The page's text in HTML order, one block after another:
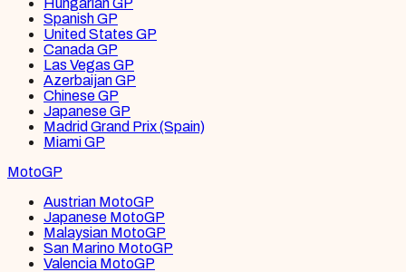
Hungarian GP
Spanish GP
United States GP
Canada GP
Las Vegas GP
Azerbaijan GP
Chinese GP
Japanese GP
Madrid Grand Prix (Spain)
Miami GP
MotoGP
Austrian MotoGP
Japanese MotoGP
Malaysian MotoGP
San Marino MotoGP
Valencia MotoGP